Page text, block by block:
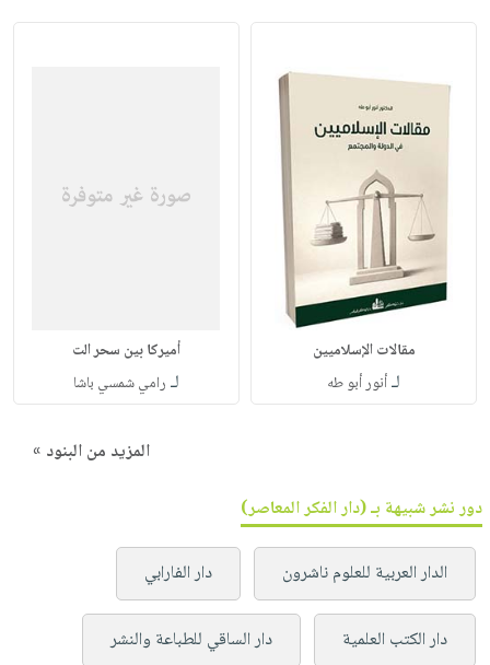
مقالات الإسلاميين
لـأنور أبو طه
أميركا بين سحر الت
لـ رامي شمسي باشا
المزيد من البنود »
دور نشر شبيهة بـ (دار الفكر المعاصر)
الدار العربية للعلوم ناشرون دار الفارابي
دار الكتب العلمية دار الساقي للطباعة والنشر